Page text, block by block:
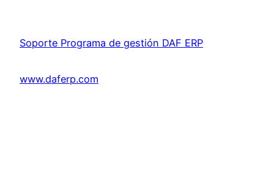
Soporte Programa de gestión DAF ERP
www.daferp.com